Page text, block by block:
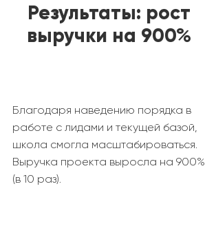
Результаты: рост
выручки на 900%
Благодаря наведению порядка в
работе с лидами и текущей базой,
школа смогла масштабироваться.
Выручка проекта выросла на 900%
(в 10 раз).